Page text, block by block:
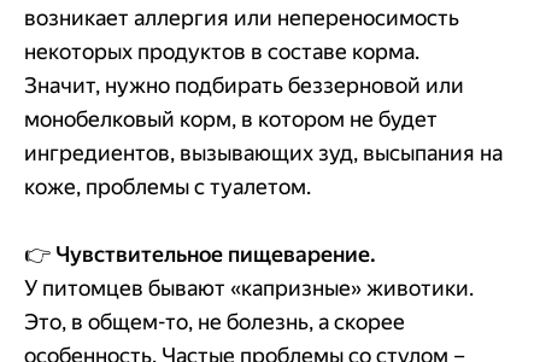
возникает аллергия или непереносимость
некоторых продуктов в составе корма.
Значит, нужно подбирать беззерновой или
монобелковый корм, в котором не будет
ингредиентов, вызывающих зуд, высыпания на
коже, проблемы с туалетом.
👉 Чувствительное пищеварение.
У питомцев бывают «капризные» животики.
Это, в общем-то, не болезнь, а скорее
особенность. Частые проблемы со стулом –